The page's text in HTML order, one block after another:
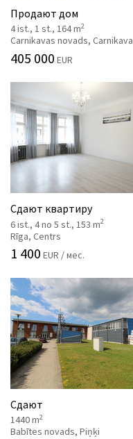
Продают дом
4 ist., 1 st., 164 m2
Carnikavas novads, Carnikava
405 000 EUR
Сдают квартиру
6 ist., 4 no 5 st., 153 m2
Rīga, Centrs
1 400 EUR / мес.
Сдают
1440 m2
Babītes novads, Piņķi